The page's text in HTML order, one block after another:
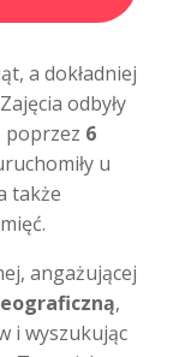
a dokładniej
odbyły
poprzez 6
u
także
angażującej
,
i wyszukując